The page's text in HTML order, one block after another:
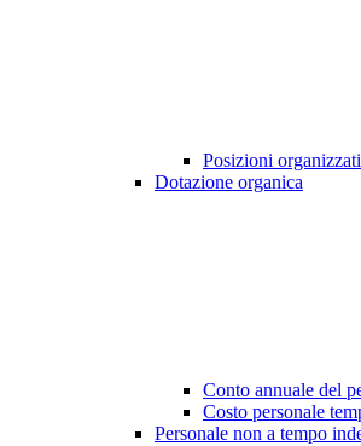
Posizioni
Dotazione organica
Conto annuale del
Costo personale
Personale non a tempo